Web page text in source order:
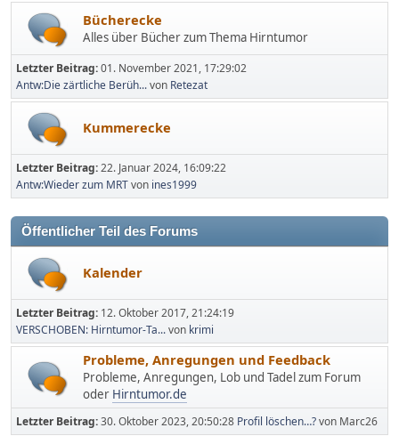
Bücherecke
Alles über Bücher zum Thema Hirntumor
Letzter Beitrag:01. November 2021, 17:29:02
Antw:Die zärtliche Berüh...von Retezat
Kummerecke
Letzter Beitrag:22. Januar 2024, 16:09:22
Antw:Wieder zum MRTvon ines1999
Öffentlicher Teil des Forums
Kalender
Letzter Beitrag: 12. Oktober 2017, 21:24:19
VERSCHOBEN: Hirntumor-Ta...von krimi
Probleme, Anregungen und Feedback
Probleme, Anregungen, Lob und Tadel zum Forum
oder Hirntumor.de
Letzter Beitrag:30. Oktober 2023, 20:50:28 Profil löschen…?von Marc26